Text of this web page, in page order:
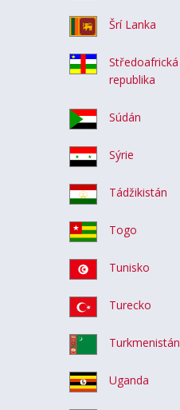
Šrí Lanka
Středoafrická
republika
Súdán
Sýrie
Tádžikistán
Togo
Tunisko
Turecko
Turkmenistán
Uganda